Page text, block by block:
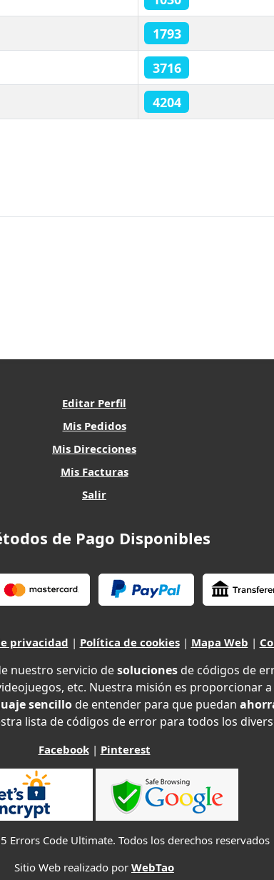
1793
3716
4204
Editar Perfil
Mis Pedidos
Mis Direcciones
Mis Facturas
Salir
de Pago Disponibles
privacidad | Política de cookies| Mapa Web |
nuestro servicio desoluciones de códigos de
etc. Nuestra misión es proporcionar
sencillo de entender para que puedan
lista de códigos de error para todos los
Facebook| Pinterest
Errors Code Ultimate. Todos los derechos reservados
Sitio Web realizado por WebTao